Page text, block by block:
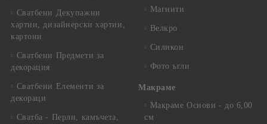
Сватбени Декупажни
хартии, дизайнерски хартии,
картони
Сватбени Предмети за
декорация
Сватбени Елементи за
декораци
Сватба - Перли, камъчета,
Магнити
Велкро
Силикон
Фото ъгли
Макраме
Макраме Основи - до 6,00
см